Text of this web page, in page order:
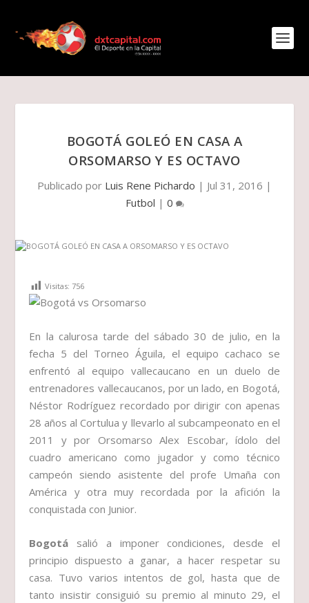
BOGOTÁ GOLEÓ EN CASA A
ORSOMARSO Y ES OCTAVO
Publicado por Luis Rene Pichardo | Jul 31, 2016 |
Futbol | 0
Visitas: 756
En la calurosa tarde del sábado 30 de julio, en la
fecha 5 del Torneo Águila, el equipo cachaco se
enfrentó al equipo vallecaucano en un duelo de
entrenadores vallecaucanos, por un lado, en Bogotá,
Néstor Rodríguez recordado por dirigir con apenas
28 años al Cortulua y llevarlo al subcampeonato en el
2011 y por Orsomarso Alex Escobar, ídolo del
cuadro americano como jugador y como técnico
campeón siendo asistente del profe Umaña con
América y otra muy recordada por la afición la
conquistada con Junior.
Bogotá salió a imponer condiciones, desde el
principio dispuesto a ganar, a hacer respetar su
casa. Tuvo varios intentos de gol, hasta que de
tanto insistir consiguió su premio al minuto 29, el